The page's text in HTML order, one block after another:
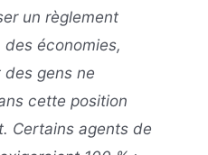
un règlement
des économies,
gens ne
cette position
Certains agents de